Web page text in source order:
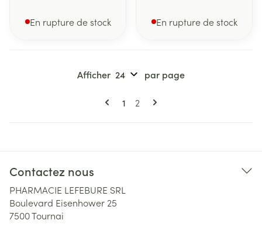
En rupture de stock En rupture de stock
Pages
Vous lisez actuellement la page
1 Page
2
Afficher par page
Contactez nous
PHARMACIE LEFEBURE SRL
Boulevard Eisenhower 25
7500Tournai